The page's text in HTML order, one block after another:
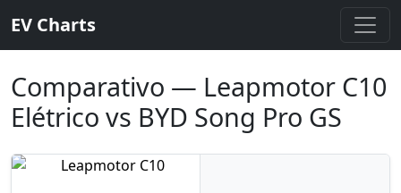
EV Charts
Comparativo — Leapmotor C10
Elétrico vs BYD Song Pro GS